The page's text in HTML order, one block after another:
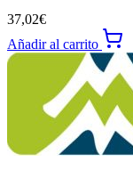
37,02€
Añadir al carrito